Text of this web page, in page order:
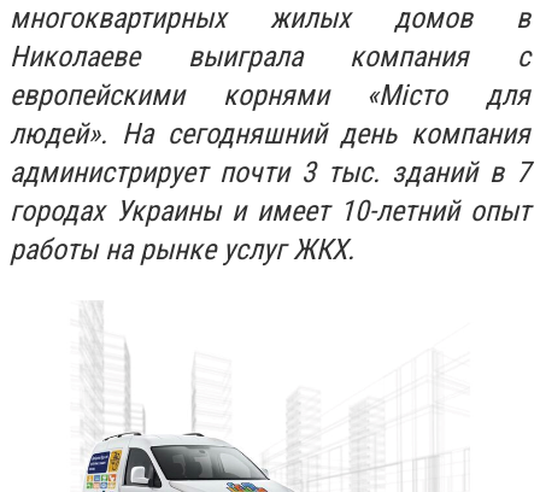
многоквартирных жилых домов в
Николаеве выиграла компания с
европейскими корнями «Місто для
людей». На сегодняшний день компания
администрирует почти 3 тыс. зданий в 7
городах Украины и имеет 10-летний опыт
работы на рынке услуг ЖКХ.